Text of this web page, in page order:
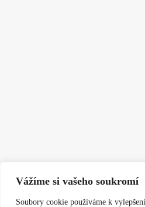
Vážíme si vašeho soukromí
Soubory cookie používáme k